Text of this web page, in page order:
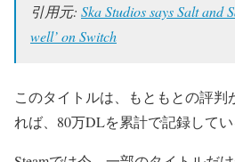
引用元: Ska Studios says Salt and
well’ on Switch
このタイトルは、もともとの評判
れば、80万DLを累計で記録してい